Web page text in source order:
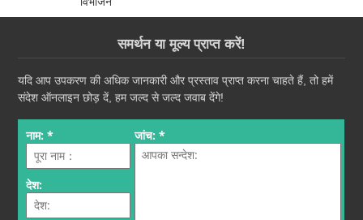
समर्थन या मूल्य प्राप्त करें!
यदि आप उपकरण की अधिक जानकारी और प्रस्ताव प्राप्त करना चाहते हैं, तो हमें
संदेश ऑनलाइन छोड़ दें, हम जल्द से जल्द जवाब देंगे!